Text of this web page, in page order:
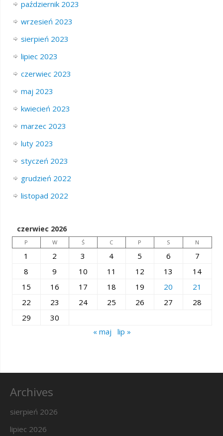
październik 2023
wrzesień 2023
sierpień 2023
lipiec 2023
czerwiec 2023
maj 2023
kwiecień 2023
marzec 2023
luty 2023
styczeń 2023
grudzień 2022
listopad 2022
czerwiec 2026
P W Ś C P S N
1 2 3 4 5 6
7
8
9 10 11 12 13
14
15
16 17 18 19 20
21
22
23 24 25 26 27
28
29
30
« maj
lip »
Archives
sierpień 2026
lipiec 2026